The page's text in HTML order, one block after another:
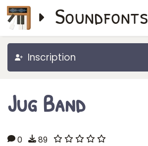
Soundfonts
Inscription
Jug Band
0 89